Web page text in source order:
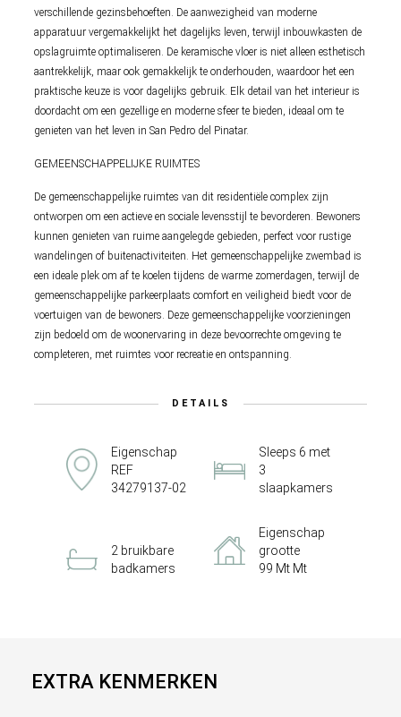
verschillende gezinsbehoeften. De aanwezigheid van moderne
apparatuur vergemakkelijkt het dagelijks leven, terwijl inbouwkasten de
opslagruimte optimaliseren. De keramische vloer is niet alleen esthetisch
aantrekkelijk, maar ook gemakkelijk te onderhouden, waardoor het een
praktische keuze is voor dagelijks gebruik. Elk detail van het interieur is
doordacht om een gezellige en moderne sfeer te bieden, ideaal om te
genieten van het leven in San Pedro del Pinatar.
GEMEENSCHAPPELIJKE RUIMTES
De gemeenschappelijke ruimtes van dit residentiële complex zijn
ontworpen om een actieve en sociale levensstijl te bevorderen. Bewoners
kunnen genieten van ruime aangelegde gebieden, perfect voor rustige
wandelingen of buitenactiviteiten. Het gemeenschappelijke zwembad is
een ideale plek om af te koelen tijdens de warme zomerdagen, terwijl de
gemeenschappelijke parkeerplaats comfort en veiligheid biedt voor de
voertuigen van de bewoners. Deze gemeenschappelijke voorzieningen
zijn bedoeld om de woonervaring in deze bevoorrechte omgeving te
completeren, met ruimtes voor recreatie en ontspanning.
DETAILS
Eigenschap
REF
34279137-02
Sleeps 6 met
3
slaapkamers
2 bruikbare
badkamers
Eigenschap
grootte
99 Mt Mt
EXTRA KENMERKEN